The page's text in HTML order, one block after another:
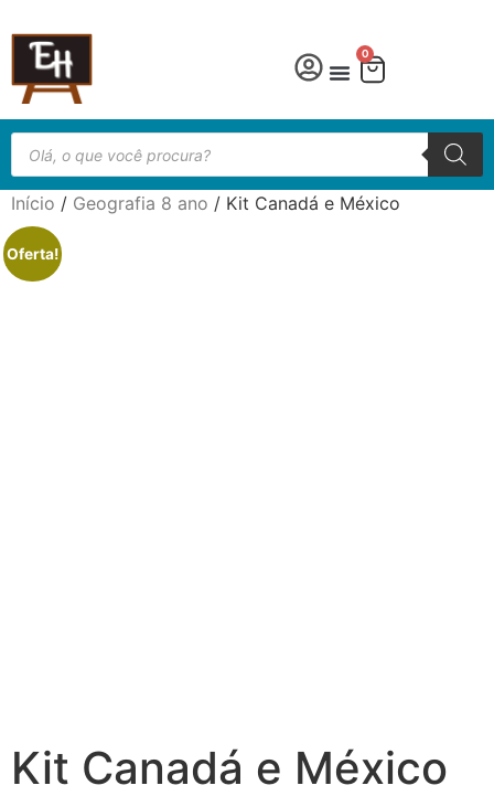
0
Início / Geografia 8 ano / Kit Canadá e México
Oferta!
Kit Canadá e México